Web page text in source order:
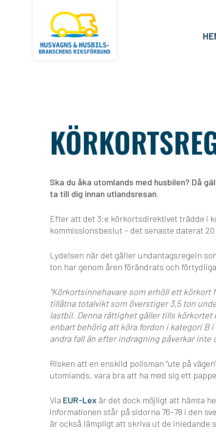
Ska du åka utomlands med husbilen? Då
ta till dig innan utlandsresan.
Efter att det 3:e körkortsdirektivet trädde i
kommissionsbeslut – det senaste daterat 20
Lydelsen när det gäller undantagsregeln
ton har genom åren förändrats och
”Körkortsinnehavare som erhöll ett körkort
tillåtna totalvikt som överstiger 3,5 ton
lastbil. Denna rättighet gäller tills
enbart behörig att köra fordon i kategori B
andra fall än efter indragning påverkar inte
Risken att en enskild polisman ”ute på
utomlands, vara bra att ha med sig ett
Via EUR-Lex är det dock möjligt att hämta
informationen står på sidorna 76–78 i den
är också lämpligt att skriva ut de inledande